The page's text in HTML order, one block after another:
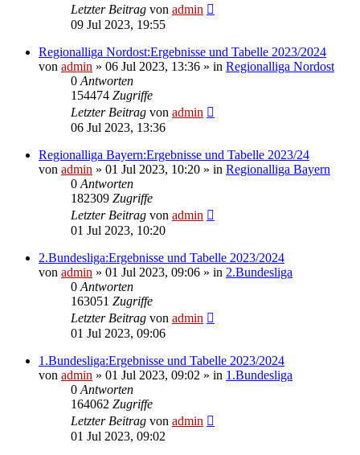
Letzter Beitrag von admin
09 Jul 2023, 19:55
Regionalliga Nordost:Ergebnisse und Tabelle 2023/2024
von admin » 06 Jul 2023, 13:36 » in Regionalliga Nordost
0 Antworten
154474 Zugriffe
Letzter Beitrag von admin
06 Jul 2023, 13:36
Regionalliga Bayern:Ergebnisse und Tabelle 2023/24
von admin » 01 Jul 2023, 10:20 » in Regionalliga Bayern
0 Antworten
182309 Zugriffe
Letzter Beitrag von admin
01 Jul 2023, 10:20
2.Bundesliga:Ergebnisse und Tabelle 2023/2024
von admin » 01 Jul 2023, 09:06 » in 2.Bundesliga
0 Antworten
163051 Zugriffe
Letzter Beitrag von admin
01 Jul 2023, 09:06
1.Bundesliga:Ergebnisse und Tabelle 2023/2024
von admin » 01 Jul 2023, 09:02 » in 1.Bundesliga
0 Antworten
164062 Zugriffe
Letzter Beitrag von admin
01 Jul 2023, 09:02